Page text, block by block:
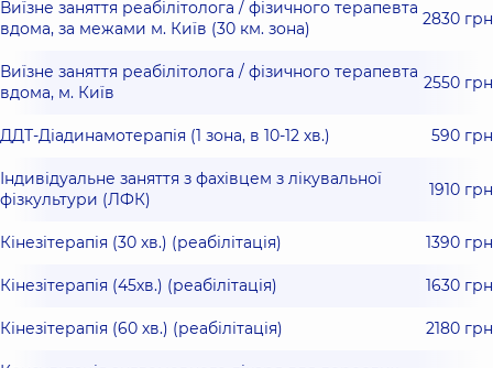
Виїзне заняття реабілітолога / фізичного терапевта
вдома, за межами м. Київ (30 км. зона)
2830 грн
Виїзне заняття реабілітолога / фізичного терапевта
вдома, м. Київ
2550 грн
ДДТ-Діадинамотерапія (1 зона, в 10-12 хв.) 590 грн
Індивідуальне заняття з фахівцем з лікувальної
фізкультури (ЛФК)
1910 грн
Кінезітерапія (30 хв.) (реабілітація) 1390 грн
Кінезітерапія (45хв.) (реабілітація) 1630 грн
Кінезітерапія (60 хв.) (реабілітація) 2180 грн